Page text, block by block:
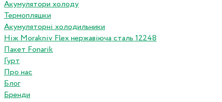
Акумулятори холоду
Термопляшки
Акумуляторні холодильники
Ніж Morakniv Flex нержавіюча сталь 12248
Пакет Fonarik
Гурт
Про нас
Блог
Бренди